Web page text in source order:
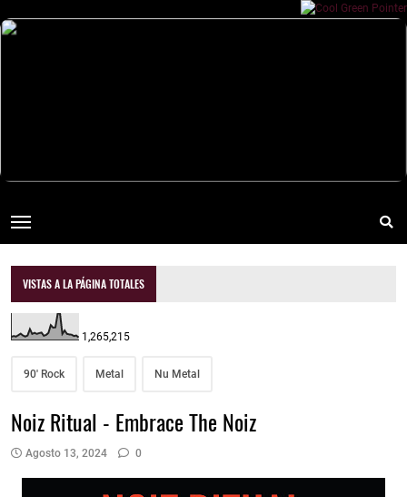
VISTAS A LA PÁGINA TOTALES
1,265,215
90' Rock Metal Nu Metal
Noiz Ritual - Embrace The Noiz
Agosto 13, 2024 0